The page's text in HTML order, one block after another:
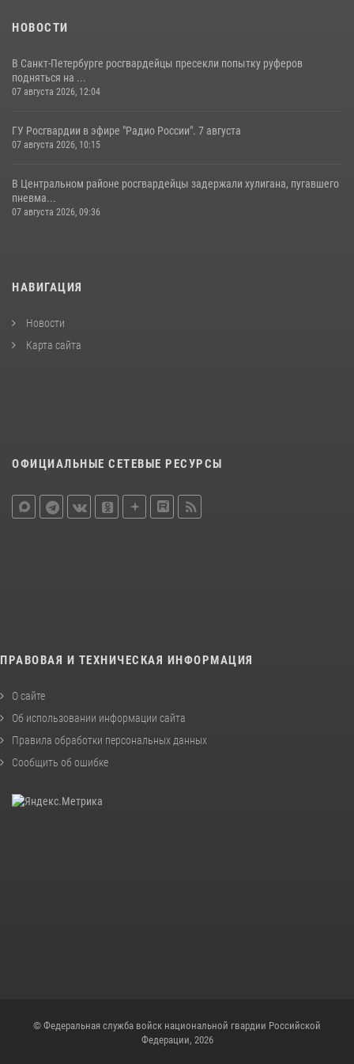
НОВОСТИ
В Санкт-Петербурге росгвардейцы пресекли попытку руферов
подняться на ...
07 августа 2026, 12:04
ГУ Росгвардии в эфире "Радио России". 7 августа
07 августа 2026, 10:15
В Центральном районе росгвардейцы задержали хулигана, пугавшего
пневма...
07 августа 2026, 09:36
НАВИГАЦИЯ
Новости
Карта сайта
ОФИЦИАЛЬНЫЕ СЕТЕВЫЕ РЕСУРСЫ
ПРАВОВАЯ И ТЕХНИЧЕСКАЯ ИНФОРМАЦИЯ
О сайте
Об использовании информации сайта
Правила обработки персональных данных
Сообщить об ошибке
© Федеральная служба войск национальной гвардии Российской
Федерации, 2026